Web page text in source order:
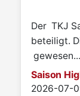
Der TKJ
beteiligt.
Saison
Details
2026-07-